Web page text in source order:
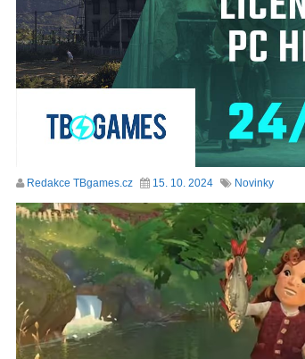
Redakce TBgames.cz 15. 10. 2024 Novinky